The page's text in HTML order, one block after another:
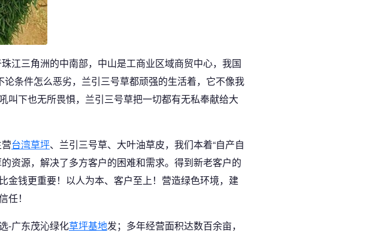
江三角洲的中南部，中山是工商业区域商贸中心，我国
条件怎么恶劣，兰引三号草都顽强的生活着，它不像我
叫下也无所畏惧，兰引三号草把一切都有无私奉献给大
台湾草坪、兰引三号草、大叶油草皮，我们本着“自产自
资源，解决了多方客户的困难和需求。得到新老客户的
金钱更重要！以人为本、客户至上！营造绿色环境，建
！
-广东茂沁绿化草坪基地发；多年经营面积达数百余亩，